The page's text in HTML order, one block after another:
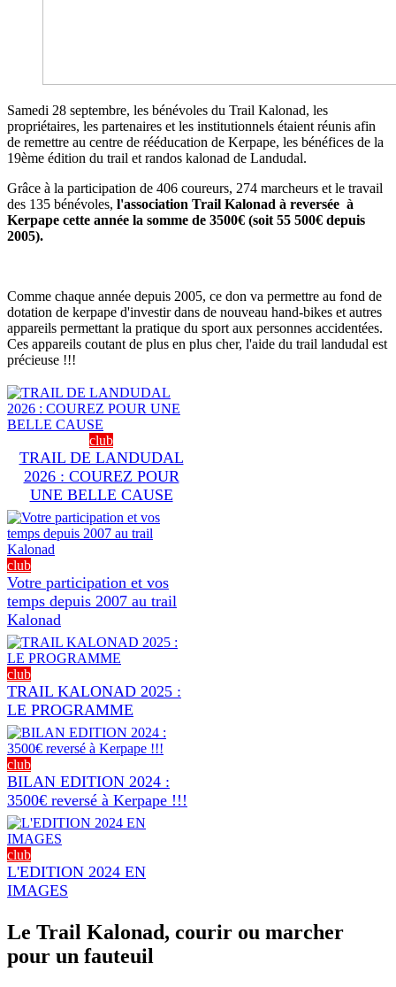
Samedi 28 septembre, les bénévoles du Trail Kalonad, les
propriétaires, les partenaires et les institutionnels étaient réunis afin
de remettre au centre de rééducation de Kerpape, les bénéfices de la
19ème édition du trail et randos kalonad de Landudal.
Grâce à la participation de 406 coureurs, 274 marcheurs et le travail
des 135 bénévoles, l'association Trail Kalonad à reversée à
Kerpape cette année la somme de 3500€ (soit 55 500€ depuis
2005).
Comme chaque année depuis 2005, ce don va permettre au fond de
dotation de kerpape d'investir dans de nouveau hand-bikes et autres
appareils permettant la pratique du sport aux personnes accidentées.
Ces appareils coutant de plus en plus cher, l'aide du trail landudal est
précieuse !!!
club
TRAIL DE LANDUDAL
2026 : COUREZ POUR
UNE BELLE CAUSE
club
Votre participation et vos
temps depuis 2007 au trail
Kalonad
club
TRAIL KALONAD 2025 :
LE PROGRAMME
club
BILAN EDITION 2024 :
3500€ reversé à Kerpape !!!
club
L'EDITION 2024 EN
IMAGES
Le Trail Kalonad, courir ou marcher
pour un fauteuil